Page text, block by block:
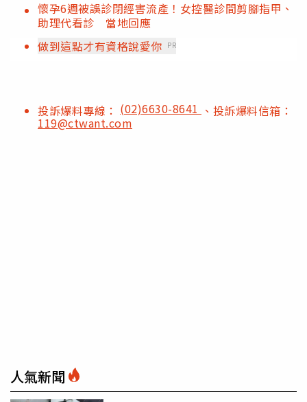
懷孕6週被誤診閉經害流產！女控醫診間剪腳指甲、
助理代看診 當地回應
做到這點才有資格說愛你 PR
投訴爆料專線： (02)6630-8641 、投訴爆料信箱：
119@ctwant.com
人氣新聞